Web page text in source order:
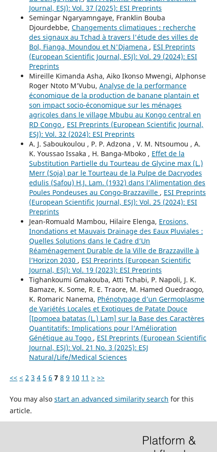
Journal, ESJ): Vol. 37 (2025): ESI Preprints
Semingar Ngaryamngaye, Franklin Bouba
Djourdebbe, Changements climatiques : recherche
des signaux au Tchad à travers l'étude des villes de
Bol, Fianga, Moundou et N'Djamena , ESI Preprints
(European Scientific Journal, ESJ): Vol. 29 (2024): ESI
Preprints
Mireille Kimanda Asha, Aiko Ikonso Mwengi, Alphonse
Roger Ntoto M’Vubu, Analyse de la performance
économique de la production de banane plantain et
son impact socio-économique sur les ménages
agricoles dans le village Mbubu au Kongo central en
RD Congo , ESI Preprints (European Scientific Journal,
ESJ): Vol. 32 (2024): ESI Preprints
A. J. Saboukoulou , P. P. Adzona , V. M. Ntsoumou , A.
K. Youssao Issaka , H. Banga-Mboko , Effet de la
Substitution Partielle du Tourteau de Glycine max (L.)
Merr (Soja) par le Tourteau de la Pulpe de Dacryodes
edulis (Safou) H.J. Lam. (1932) dans l’Alimentation des
Poules Pondeuses au Congo-Brazzaville , ESI Preprints
(European Scientific Journal, ESJ): Vol. 25 (2024): ESI
Preprints
Jean-Romuald Mambou, Hilaire Elenga, Erosions,
Inondations et Mauvais Drainage des Eaux Pluviales :
Quelles Solutions dans le Cadre d’Un
Réaménagement Durable de la Ville de Brazzaville à
l’Horizon 2030 , ESI Preprints (European Scientific
Journal, ESJ): Vol. 19 (2023): ESI Preprints
Tighankoumi Gmakouba, Atti Tchabi, P. Napoli, J. K.
Bamaze, K. Some, R. E. Traore, M. Hamed Ouedraogo,
K. Romaric Nanema, Phénotypage d’un Germoplasme
de Variétés Locales et Exotiques de Patate Douce
[Ipomoea batatas (L.) Lam] sur la Base des Caractères
Quantitatifs: Implications pour l’Amélioration
Génétique au Togo , ESI Preprints (European Scientific
Journal, ESJ): Vol. 21 No. 3 (2025): ESJ
Natural/Life/Medical Sciences
<< < 2 3 4 5 6 7 8 9 10 11 > >>
You may also start an advanced similarity search for this
article.